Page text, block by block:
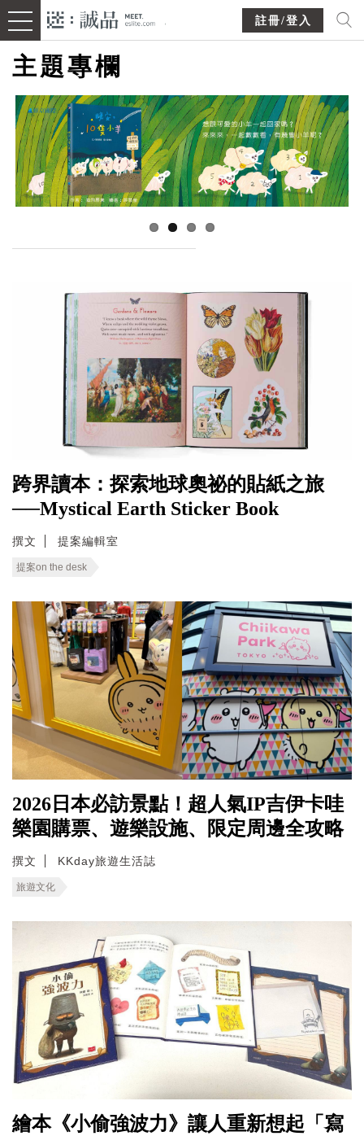
註冊/登入
主題專欄
跨界讀本：探索地球奧祕的貼紙之旅
──Mystical Earth Sticker Book
撰文 提案編輯室
提案on the desk
2026日本必訪景點！超人氣IP吉伊卡哇
樂園購票、遊樂設施、限定周邊全攻略
撰文 KKday旅遊生活誌
旅遊文化
繪本《小偷強波力》讓人重新想起「寫